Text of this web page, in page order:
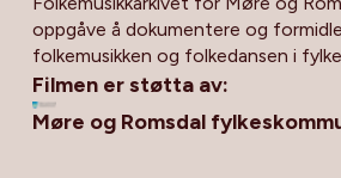
oppgåve å dokumentere og
folkemusikken og folkedansen i
Filmen er støtta av:
Møre og Romsdal